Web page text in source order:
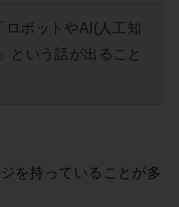
ロボットやAI(人工知
という話が出ること
を持っていることが多